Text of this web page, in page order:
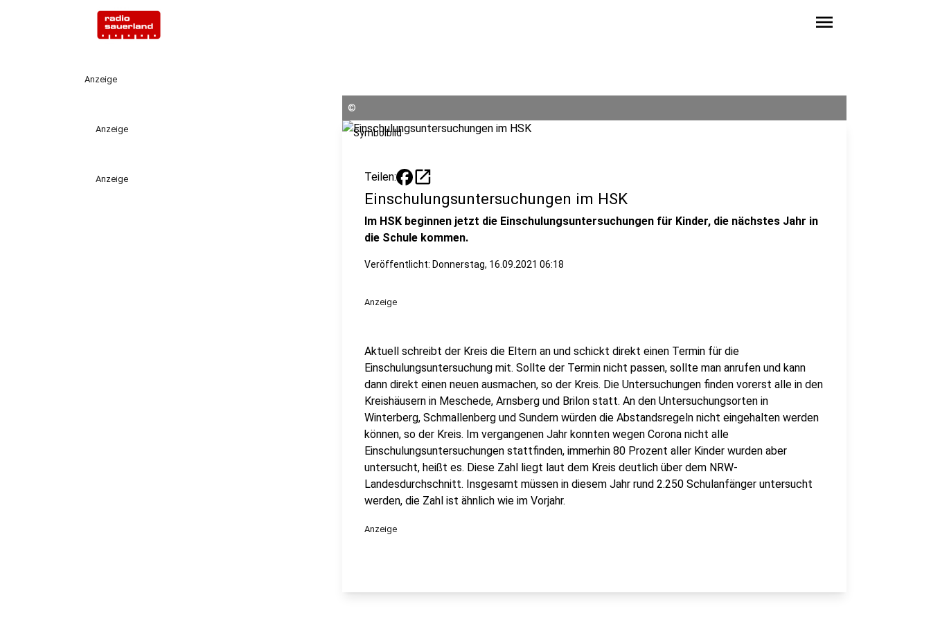
menu
Anzeige
Anzeige
Anzeige
©
Symbolbild
Teilen: open_in_new
Einschulungsuntersuchungen im HSK
Im HSK beginnen jetzt die Einschulungsuntersuchungen für Kinder, die nächstes Jahr in
die Schule kommen.
Veröffentlicht: Donnerstag, 16.09.2021 06:18
Anzeige
Aktuell schreibt der Kreis die Eltern an und schickt direkt einen Termin für die
Einschulungsuntersuchung mit. Sollte der Termin nicht passen, sollte man anrufen und kann
dann direkt einen neuen ausmachen, so der Kreis. Die Untersuchungen finden vorerst alle in den
Kreishäusern in Meschede, Arnsberg und Brilon statt. An den Untersuchungsorten in
Winterberg, Schmallenberg und Sundern würden die Abstandsregeln nicht eingehalten werden
können, so der Kreis. Im vergangenen Jahr konnten wegen Corona nicht alle
Einschulungsuntersuchungen stattfinden, immerhin 80 Prozent aller Kinder wurden aber
untersucht, heißt es. Diese Zahl liegt laut dem Kreis deutlich über dem NRW-
Landesdurchschnitt. Insgesamt müssen in diesem Jahr rund 2.250 Schulanfänger untersucht
werden, die Zahl ist ähnlich wie im Vorjahr.
Anzeige